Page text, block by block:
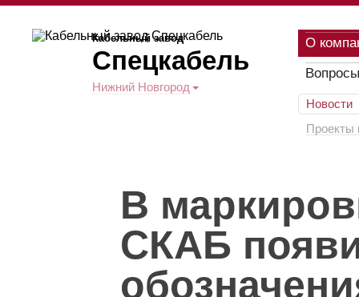
Кабельный завод
Спецкабель
Нижний Новгород
О
Новости
Проекты
В
СКАБ